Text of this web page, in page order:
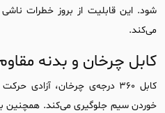
شود. این قابلیت از بروز خطرات
می‌کند.
کابل چرخان و بدنه
کابل ۳۶۰ درجه‌ی چرخان،
خوردن سیم جلوگیری می‌کند. همچنین